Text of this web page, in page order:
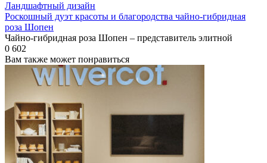
Ландшафтный дизайн
Роскошный дуэт красоты и благородства чайно-гибридная
роза Шопен
Чайно-гибридная роза Шопен – представитель элитной
0 602
Вам также может понравиться